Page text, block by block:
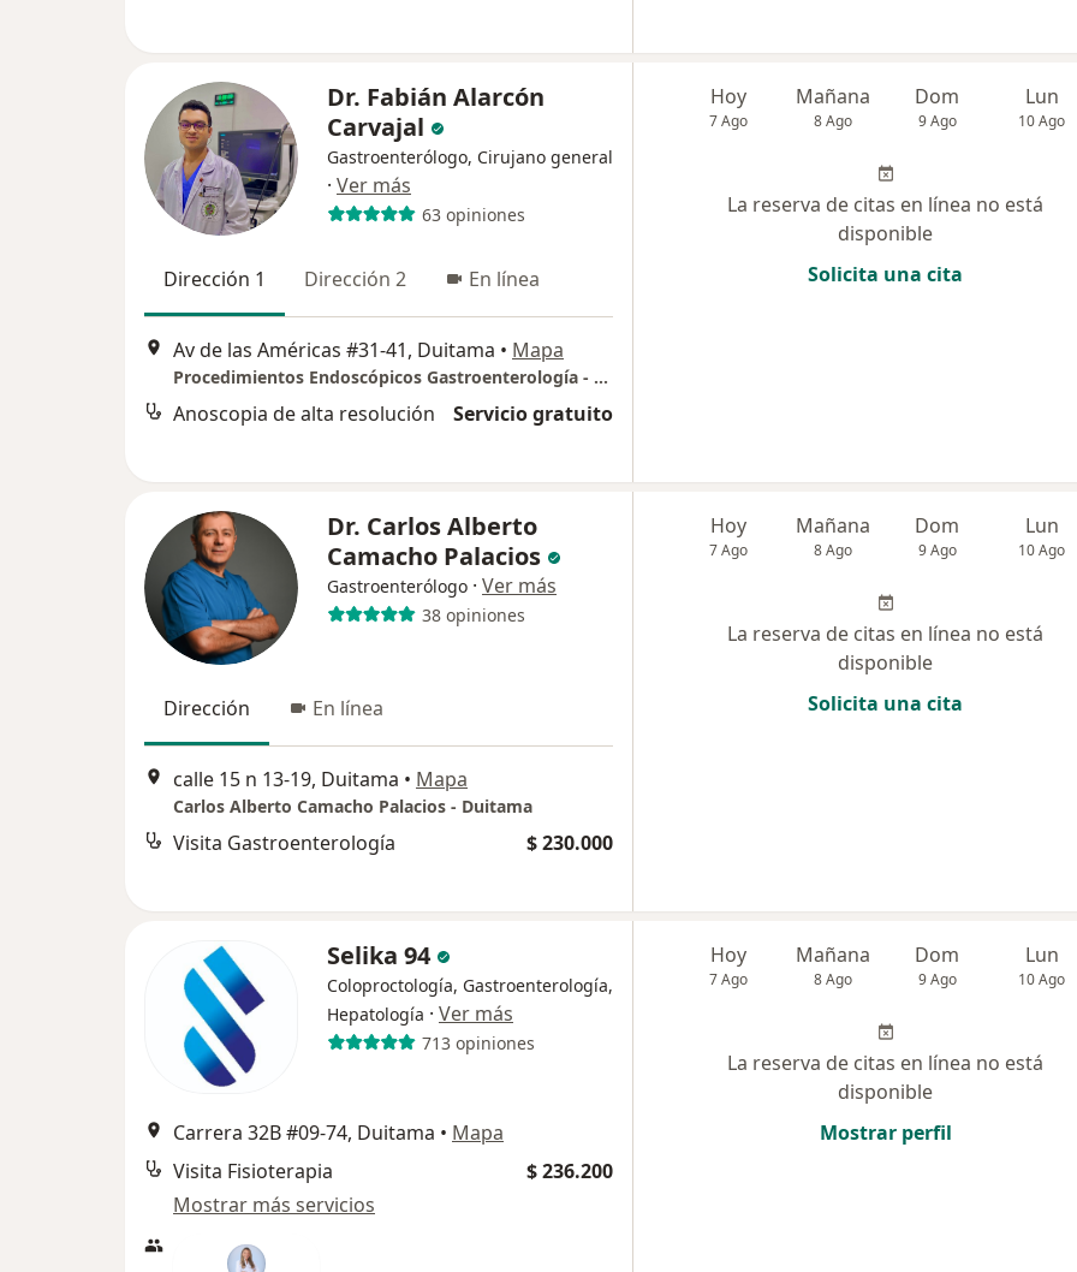
Dr. Fabián Alarcón
Carvajal
Gastroenterólogo, Cirujano general
· Ver más
63 opiniones
Dirección 1 Dirección 2 En línea
Av de las Américas #31-41, Duitama • Mapa
Procedimientos Endoscópicos Gastroenterología - Cirugía Digestiva y Obesidad
Anoscopia de alta resolución Servicio gratuito
Hoy
7 Ago
Mañana
8 Ago
Dom
9 Ago
Lun
10 Ago
La reserva de citas en línea no está
disponible
Solicita una cita
Dr. Carlos Alberto
Camacho Palacios
Gastroenterólogo · Ver más
38 opiniones
Dirección En línea
calle 15 n 13-19, Duitama • Mapa
Carlos Alberto Camacho Palacios - Duitama
Visita Gastroenterología $ 230.000
Hoy
7 Ago
Mañana
8 Ago
Dom
9 Ago
Lun
10 Ago
La reserva de citas en línea no está
disponible
Solicita una cita
Selika 94
Coloproctología, Gastroenterología,
Hepatología · Ver más
713 opiniones
Carrera 32B #09-74, Duitama • Mapa
Visita Fisioterapia
$ 236.200
Mostrar más servicios
Hoy
7 Ago
Mañana
8 Ago
Dom
9 Ago
Lun
10 Ago
La reserva de citas en línea no está
disponible
Mostrar perfil